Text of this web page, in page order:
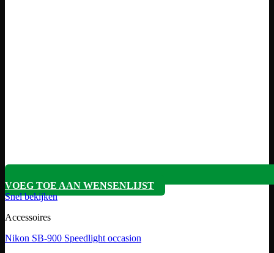
VOEG TOE AAN WENSENLIJST
Snel bekijken
Accessoires
Nikon SB-900 Speedlight occasion